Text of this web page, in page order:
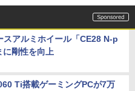
スアルミホイール「CE28 N-p
剛性を向上
Ti搭載ゲーミングPCが7万